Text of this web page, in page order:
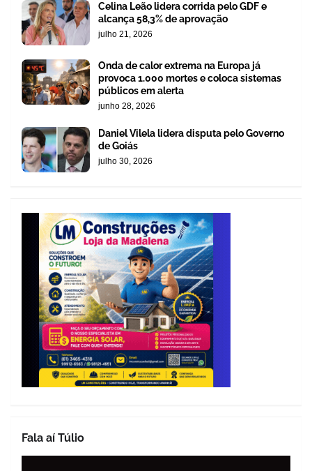
Celina Leão lidera corrida pelo GDF e
alcança 58,3% de aprovação
julho 21, 2026
Onda de calor extrema na Europa já
provoca 1.000 mortes e coloca sistemas
públicos em alerta
junho 28, 2026
Daniel Vilela lidera disputa pelo Governo
de Goiás
julho 30, 2026
Fala aí Túlio